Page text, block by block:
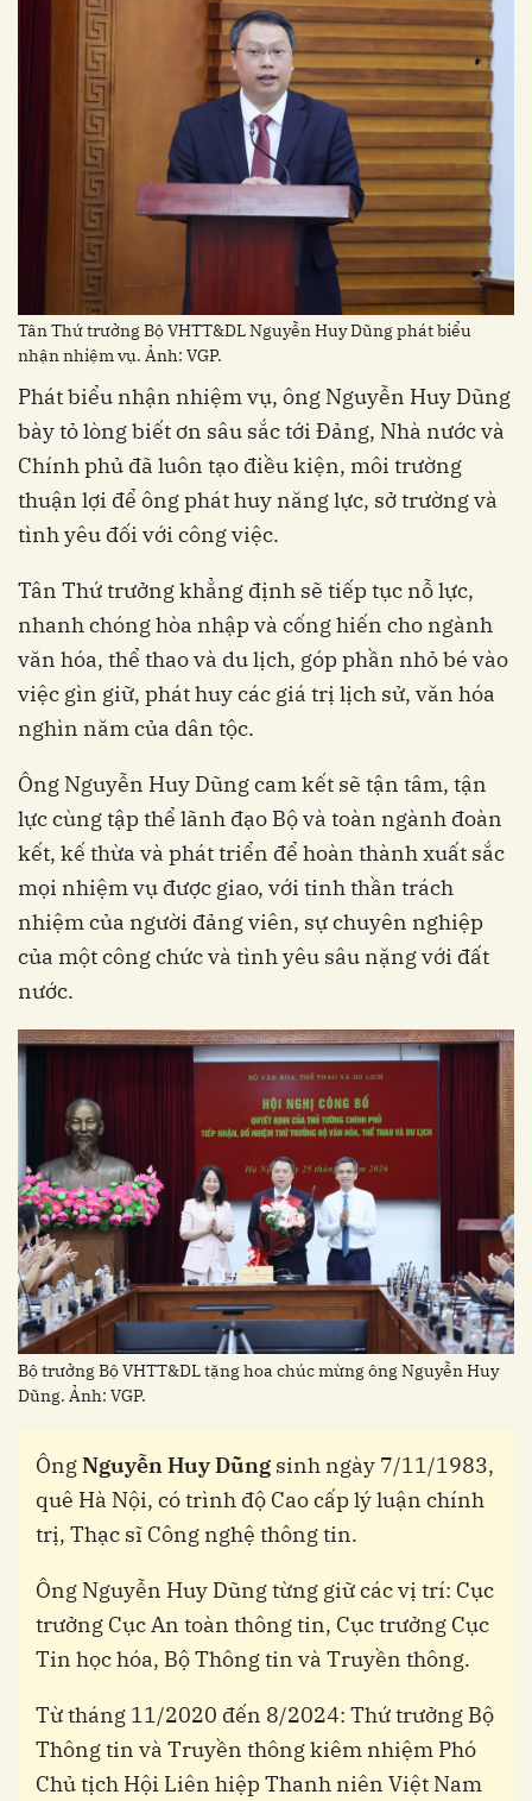
Tân Thứ trưởng Bộ VHTT&DL Nguyễn Huy Dũng phát biểu
nhận nhiệm vụ. Ảnh: VGP.
Phát biểu nhận nhiệm vụ, ông Nguyễn Huy Dũng
bày tỏ lòng biết ơn sâu sắc tới Đảng, Nhà nước và
Chính phủ đã luôn tạo điều kiện, môi trường
thuận lợi để ông phát huy năng lực, sở trường và
tình yêu đối với công việc.
Tân Thứ trưởng khẳng định sẽ tiếp tục nỗ lực,
nhanh chóng hòa nhập và cống hiến cho ngành
văn hóa, thể thao và du lịch, góp phần nhỏ bé vào
việc gìn giữ, phát huy các giá trị lịch sử, văn hóa
nghìn năm của dân tộc.
Ông Nguyễn Huy Dũng cam kết sẽ tận tâm, tận
lực cùng tập thể lãnh đạo Bộ và toàn ngành đoàn
kết, kế thừa và phát triển để hoàn thành xuất sắc
mọi nhiệm vụ được giao, với tinh thần trách
nhiệm của người đảng viên, sự chuyên nghiệp
của một công chức và tình yêu sâu nặng với đất
nước.
Bộ trưởng Bộ VHTT&DL tặng hoa chúc mừng ông Nguyễn Huy
Dũng. Ảnh: VGP.
ÔngNguyễn Huy Dũng sinh ngày 7/11/1983,
quê Hà Nội, có trình độ Cao cấp lý luận chính
trị, Thạc sĩ Công nghệ thông tin.
Ông Nguyễn Huy Dũngtừng giữ các vị trí: Cục
trưởng Cục An toàn thông tin, Cục trưởng Cục
Tin học hóa, Bộ Thông tin và Truyền thông.
Từ tháng 11/2020 đến 8/2024: Thứ trưởng Bộ
Thông tin và Truyền thông kiêm nhiệm Phó
Chủ tịch Hội Liên hiệp Thanh niên Việt Nam